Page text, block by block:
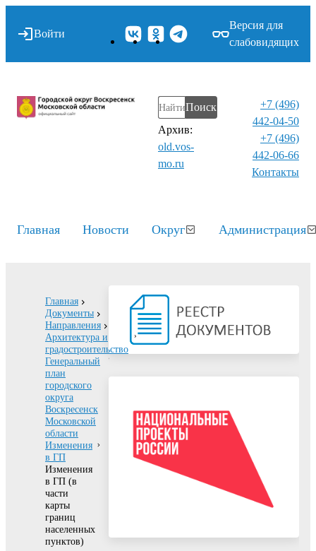
Войти
Версия для
слабовидящих
Поиск
Архив:
old.vos-
mo.ru
+7 (496)
442-04-50
+7 (496)
442-06-66
Контакты⁠
Главная Новости Округ Администрация
Главная
Документы
Направления
Архитектура и
градостроительство
Генеральный
план
городского
округа
Воскресенск
Московской
области
Изменения
в ГП
Изменения
в ГП (в
части
карты
границ
населенных
пунктов)